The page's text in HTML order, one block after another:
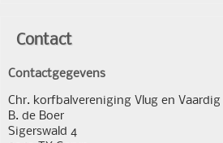
Contact
Contactgegevens
Chr. korfbalvereniging Vlug en Vaardig
B. de Boer
Sigerswald 4